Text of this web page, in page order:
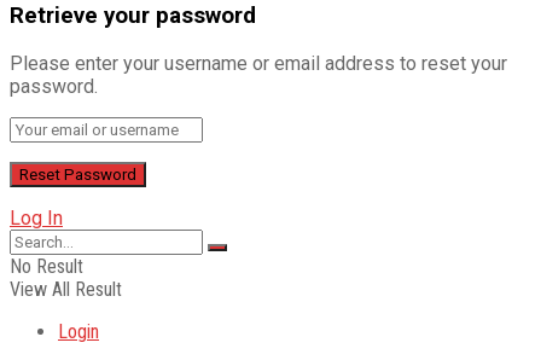
Retrieve your password
Please enter your username or email address to reset your
password.
Log In
No Result
View All Result
Login